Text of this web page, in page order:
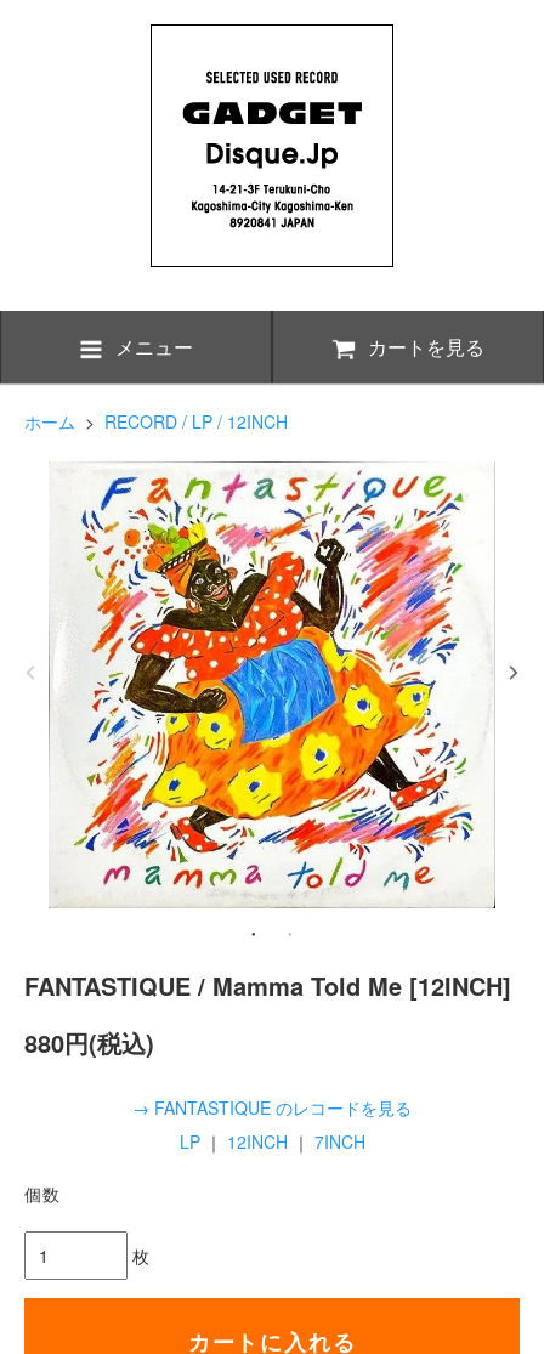
メニュー カートを見る
ホーム > RECORD / LP / 12INCH
FANTASTIQUE / Mamma Told Me [12INCH]
880円(税込)
→ FANTASTIQUE のレコードを見る
LP｜ 12INCH ｜ 7INCH
個数
枚
カートに入れる